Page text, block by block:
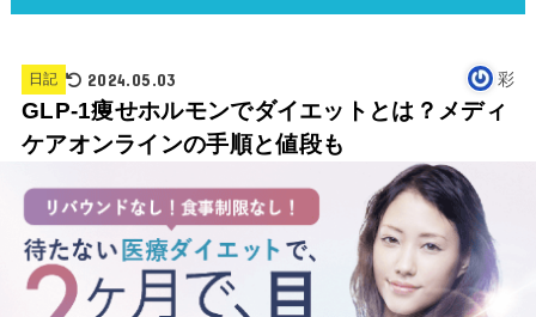
日記 2024.05.03 彩
GLP-1痩せホルモンでダイエットとは？メディ
ケアオンラインの手順と値段も